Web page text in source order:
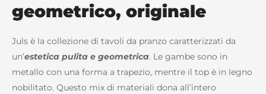
geometrico, originale
Juls è la collezione di tavoli da pranzo caratterizzati da
un’estetica pulita e geometrica. Le gambe sono in
metallo con una forma a trapezio, mentre il top è in legno
nobilitato. Questo mix di materiali dona all’intero